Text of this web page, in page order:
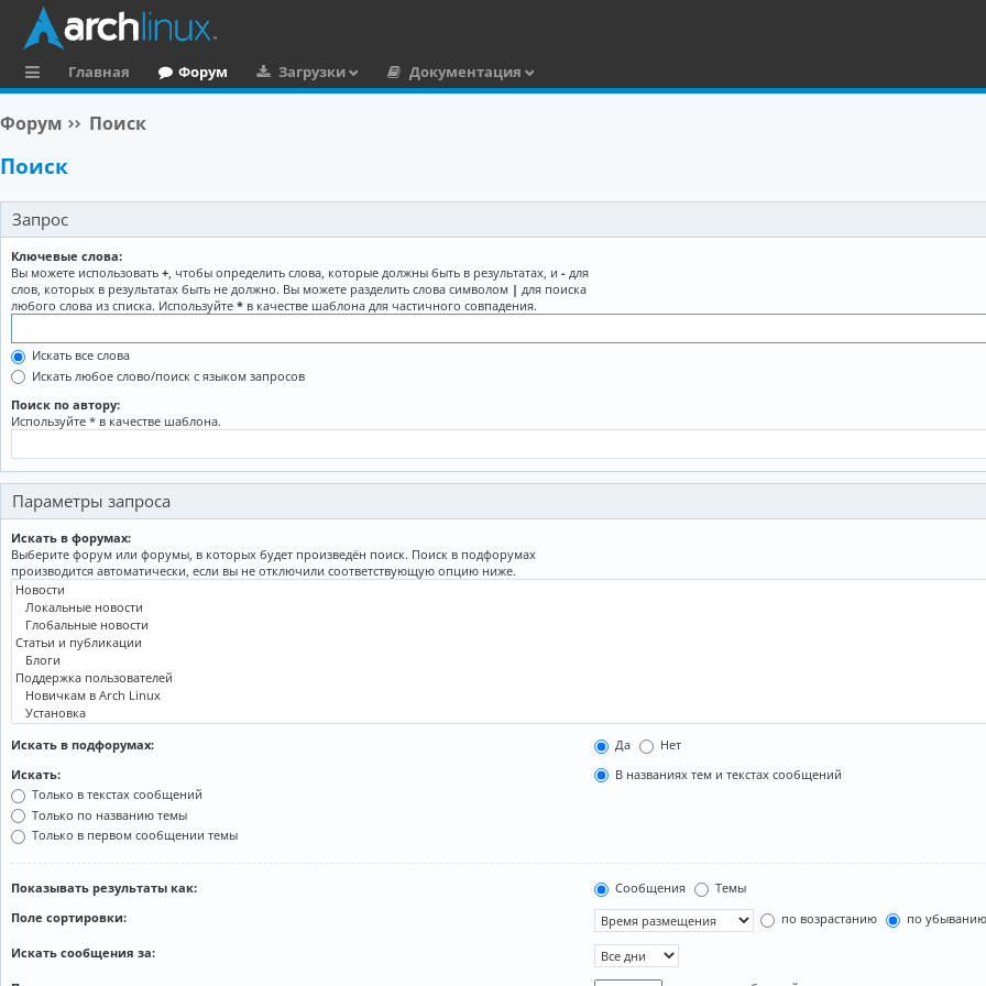
ы
л
к
и
Главная Форум Загрузки Документация
Форум Поиск
Поиск
Запрос
Ключевые слова:
Вы можете использовать +, чтобы определить слова, которые должны быть в результатах, и - для
слов, которых в результатах быть не должно. Вы можете разделить слова символом | для поиска
любого слова из списка. Используйте * в качестве шаблона для частичного совпадения.
Искать все слова
Искать любое слово/поиск с языком запросов
Поиск по автору:
Используйте * в качестве шаблона.
Параметры запроса
Искать в форумах:
Выберите форум или форумы, в которых будет произведён поиск. Поиск в подфорумах
производится автоматически, если вы не отключили соответствующую опцию ниже.
Искать в подфорумах: Да
Нет
Искать:
В названиях тем и текстах сообщений
Только в текстах сообщений
Только по названию темы
Только в первом сообщении темы
Показывать результаты как: Сообщения
Темы
Поле сортировки:
по возрастанию по убыванию
Искать сообщения за: